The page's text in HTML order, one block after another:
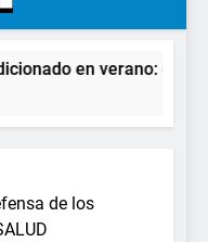
Farmacia, Etc…
en verano:
de los